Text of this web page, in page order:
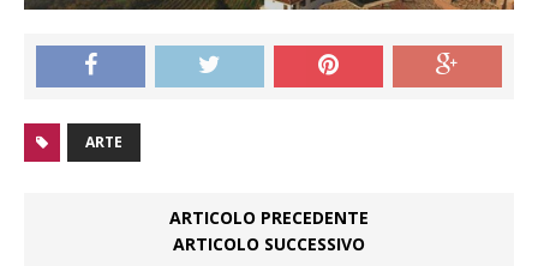
ARTE
ARTICOLO PRECEDENTE
ARTICOLO SUCCESSIVO